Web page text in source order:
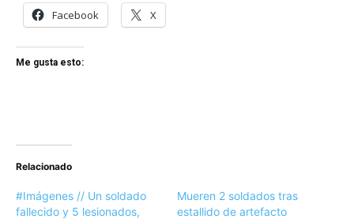
Facebook X
Me gusta esto:
Relacionado
#Imágenes // Un soldado
fallecido y 5 lesionados,
Mueren 2 soldados tras
estallido de artefacto